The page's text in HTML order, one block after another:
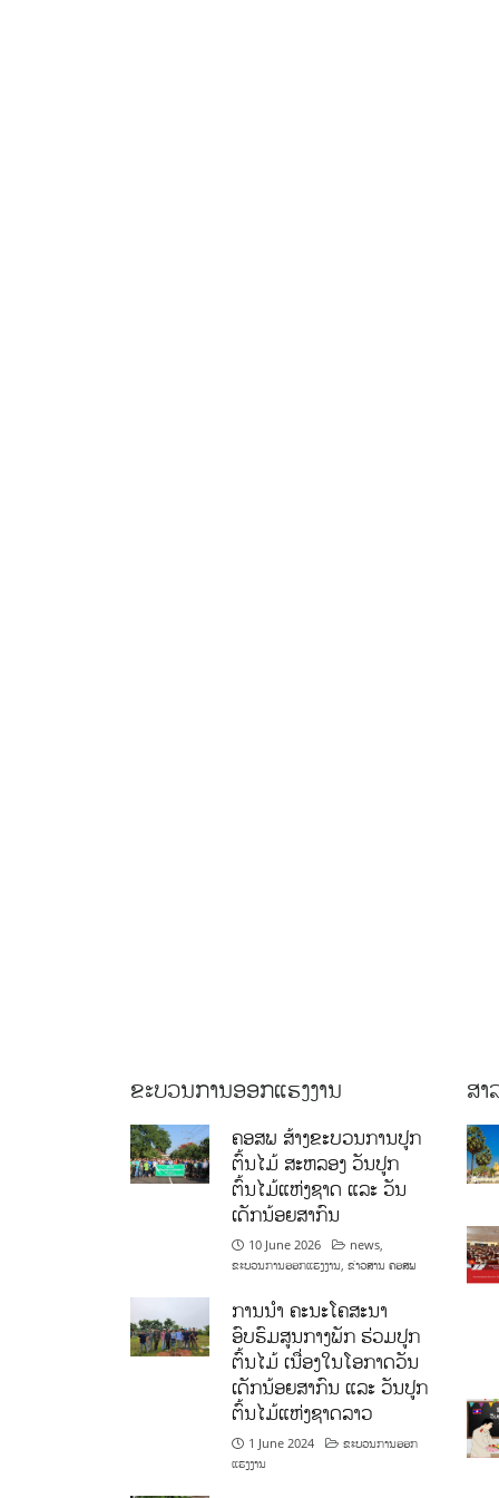
ຂະບວນການອອກແຮງງານ
ຄອສພ ສ້າງຂະບວນການປູກ
ຕົ້ນໄມ້ ສະຫລອງ ວັນປູກ
ຕົ້ນໄມ້ແຫ່ງຊາດ ແລະ ວັນ
ເດັກນ້ອຍສາກົນ
10 June 2026 news,
ຂະບວນການອອກແຮງງານ, ຂ່າວສານ ຄອສພ
ການນໍາ ຄະນະໂຄສະນາ
ອົບຮົມສູນກາງພັກ ຮ່ວມປູກ
ຕົ້ນໄມ້ ເນື່ອງໃນໂອກາດວັນ
ເດັກນ້ອຍສາກົນ ແລະ ວັນປູກ
ຕົ້ນໄມ້ແຫ່ງຊາດລາວ
1 June 2024
ຂະບວນການອອກ
ແຮງງານ
ສາ